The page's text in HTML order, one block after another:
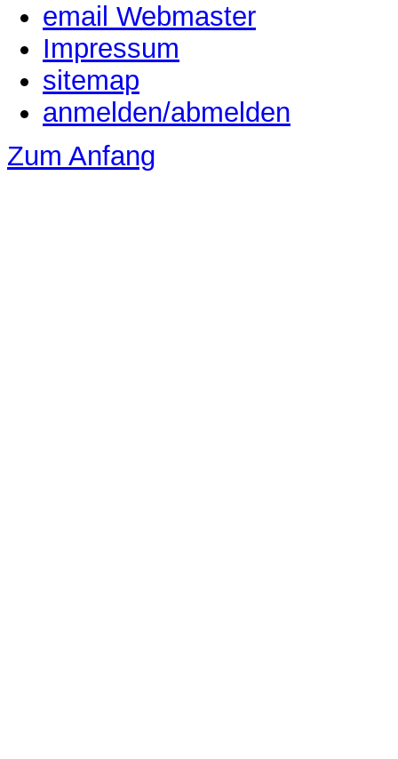
email Webmaster
Impressum
sitemap
anmelden/abmelden
Zum Anfang